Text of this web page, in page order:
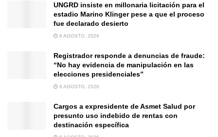
UNGRD insiste en millonaria licitación para el
estadio Marino Klinger pese a que el proceso
fue declarado desierto
6 AGOSTO, 2026
Registrador responde a denuncias de fraude:
“No hay evidencia de manipulación en las
elecciones presidenciales”
6 AGOSTO, 2026
Cargos a expresidente de Asmet Salud por
presunto uso indebido de rentas con
destinación específica